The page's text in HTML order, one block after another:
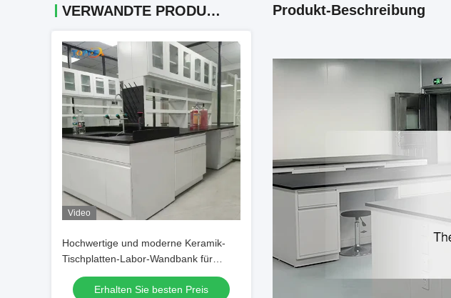
VERWANDTE PRODUKTE
Video
Hochwertige und moderne Keramik-
Tischplatten-Labor-Wandbank für
Laborexperimente
Erhalten Sie besten Preis
Produkt-Beschreibung